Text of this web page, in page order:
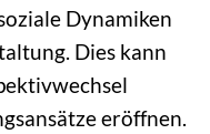
Dynamiken
Dies kann
eröffnen.